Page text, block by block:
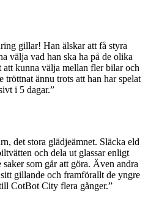
gillar! Han älskar att få styra
välja vad han ska ha på de olika
att kunna välja mellan fler bilar och
tröttnat ännu trots att han har spelat
i 5 dagar.”
det stora glädjeämnet. Släcka eld
och dela ut glassar enligt
som går att göra. Även andra
gillande och framförallt de yngre
CotBot City flera gånger.”